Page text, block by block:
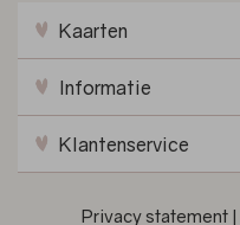
Kaarten
Informatie
Klantenservice
Privacy statement |